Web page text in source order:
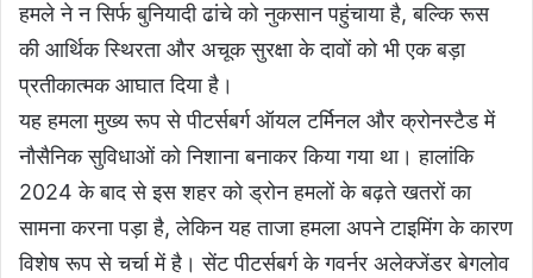
हमले ने न सिर्फ बुनियादी ढांचे को नुकसान पहुंचाया है, बल्कि रूस
की आर्थिक स्थिरता और अचूक सुरक्षा के दावों को भी एक बड़ा
प्रतीकात्मक आघात दिया है।
यह हमला मुख्य रूप से पीटर्सबर्ग ऑयल टर्मिनल और क्रोनस्टैड में
नौसैनिक सुविधाओं को निशाना बनाकर किया गया था। हालांकि
2024 के बाद से इस शहर को ड्रोन हमलों के बढ़ते खतरों का
सामना करना पड़ा है, लेकिन यह ताजा हमला अपने टाइमिंग के कारण
विशेष रूप से चर्चा में है। सेंट पीटर्सबर्ग के गवर्नर अलेक्जेंडर बेगलोव